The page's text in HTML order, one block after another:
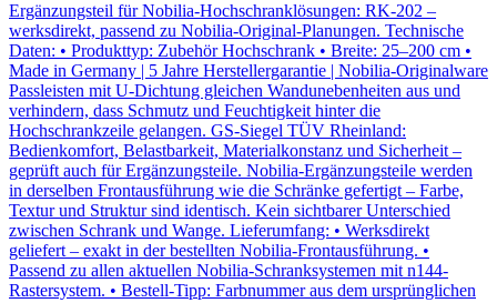
Ergänzungsteil für Nobilia-Hochschranklösungen: RK-202 –
werksdirekt, passend zu Nobilia-Original-Planungen. Technische
Daten: • Produkttyp: Zubehör Hochschrank • Breite: 25–200 cm •
Made in Germany | 5 Jahre Herstellergarantie | Nobilia-Originalware
Passleisten mit U-Dichtung gleichen Wandunebenheiten aus und
verhindern, dass Schmutz und Feuchtigkeit hinter die
Hochschrankzeile gelangen. GS-Siegel TÜV Rheinland:
Bedienkomfort, Belastbarkeit, Materialkonstanz und Sicherheit –
geprüft auch für Ergänzungsteile. Nobilia-Ergänzungsteile werden
in derselben Frontausführung wie die Schränke gefertigt – Farbe,
Textur und Struktur sind identisch. Kein sichtbarer Unterschied
zwischen Schrank und Wange. Lieferumfang: • Werksdirekt
geliefert – exakt in der bestellten Nobilia-Frontausführung. •
Passend zu allen aktuellen Nobilia-Schranksystemen mit n144-
Rastersystem. • Bestell-Tipp: Farbnummer aus dem ursprünglichen